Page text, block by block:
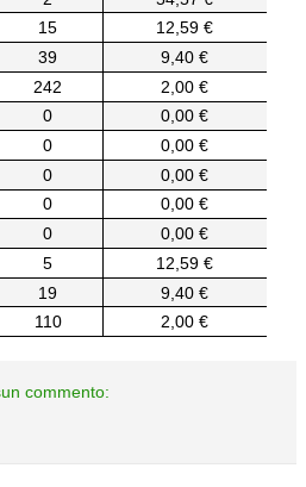
15
12,59 €
39
9,40 €
242
2,00 €
0
0,00 €
0
0,00 €
0
0,00 €
0
0,00 €
0
0,00 €
5
12,59 €
19
9,40 €
110 2,00 €
commento: